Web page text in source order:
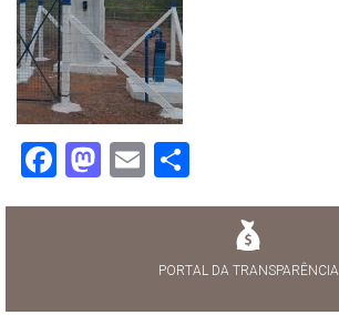
Facebook
Mastodon
Email
PORTAL DA TRANSPARÊNCIA